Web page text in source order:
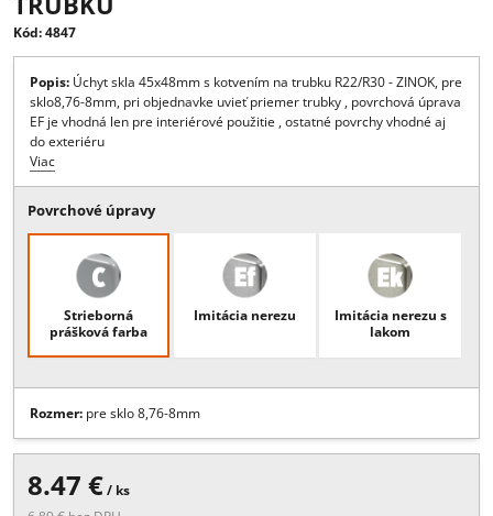
HRANATÉ ÚCHYTY - KOTVENIE NA
TRUBKU
Kód: 4847
Popis:Úchyt skla 45x48mm s kotvením na trubku R22/R30 - ZINOK,
sklo8,76-8mm, pri objednavke uvieť priemer trubky , povrchová
do exteriéru
Povrchové úpravy
Strieborná Imitácia nerezu Imitácia nerezu